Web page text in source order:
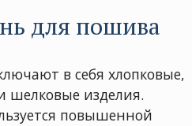
для пошива
в себя хлопковые,
шелковые изделия.
повышенной